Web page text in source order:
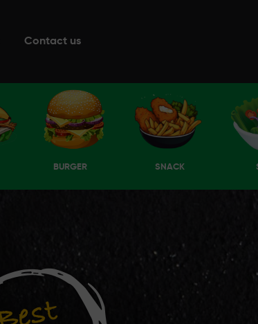
Contact us
BURGER SNACK